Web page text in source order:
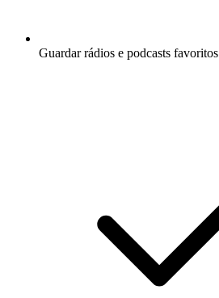
Guardar rádios e podcasts favoritos